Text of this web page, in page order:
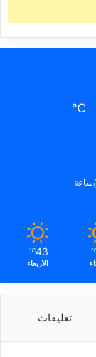
℃
43
℃
الأربعاء
تعليقات